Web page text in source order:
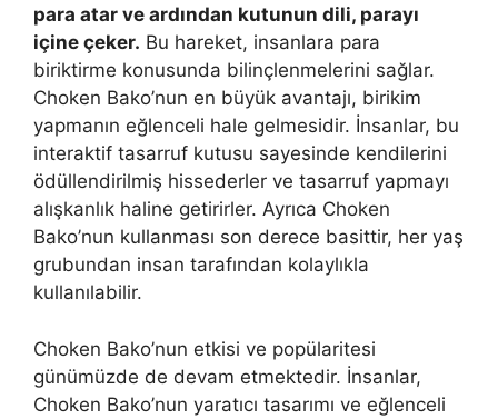
para atar ve ardından kutunun dili, parayı
içine çeker. Bu hareket, insanlara para
biriktirme konusunda bilinçlenmelerini sağlar.
Choken Bako’nun en büyük avantajı, birikim
yapmanın eğlenceli hale gelmesidir. İnsanlar, bu
interaktif tasarruf kutusu sayesinde kendilerini
ödüllendirilmiş hissederler ve tasarruf yapmayı
alışkanlık haline getirirler. Ayrıca Choken
Bako’nun kullanması son derece basittir, her yaş
grubundan insan tarafından kolaylıkla
kullanılabilir.
Choken Bako’nun etkisi ve popülaritesi
günümüzde de devam etmektedir. İnsanlar,
Choken Bako’nun yaratıcı tasarımı ve eğlenceli